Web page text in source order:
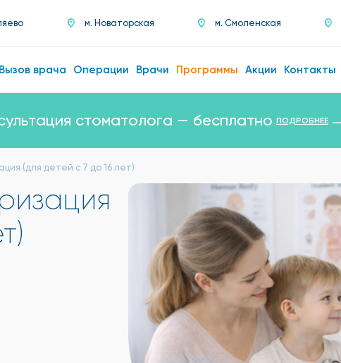
м. Новаторская м. Смоленская
Вызов врача Операции Врачи Программы Акции Контакты
стоматолога — бесплатно ПОДРОБНЕЕ
(для детей с 7 до 16 лет)